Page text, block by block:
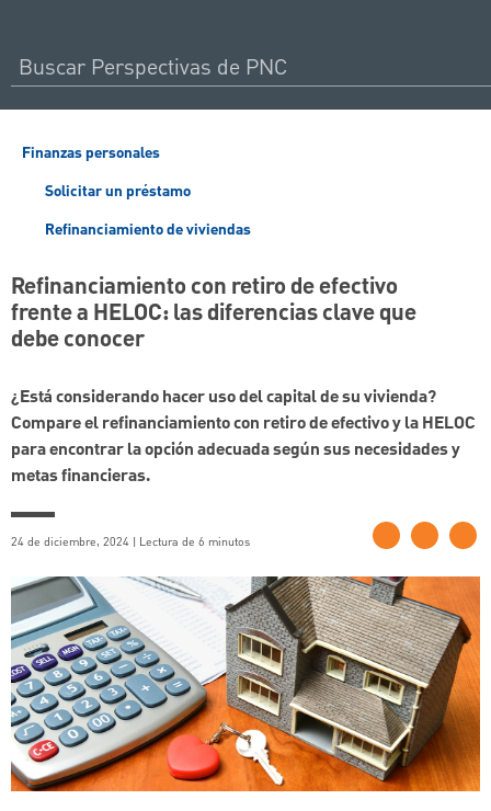
Finanzas personales
Solicitar un préstamo
Refinanciamiento de viviendas
Refinanciamiento con retiro de efectivo
frente a HELOC: las diferencias clave que
debe conocer
¿Está considerando hacer uso del capital de su vivienda?
Compare el refinanciamiento con retiro de efectivo y la HELOC
para encontrar la opción adecuada según sus necesidades y
metas financieras.
24 de diciembre, 2024 | Lectura de 6 minutos